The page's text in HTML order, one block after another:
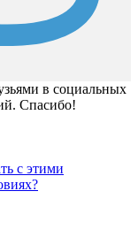
в социальных
Спасибо!
с этими